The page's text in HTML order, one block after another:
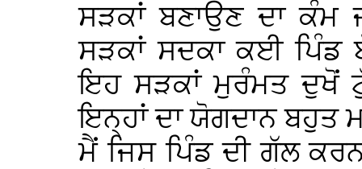
ਸੜਕਾਂ ਬਣਾਉਣ ਦਾ ਕੰਮ
ਸੜਕਾਂ ਸਦਕਾ ਕਈ ਪਿੰਡ
ਇਹ ਸੜਕਾਂ ਮੁਰੰਮਤ ਦੁਖੋਂ
ਇਨ੍ਹਾਂ ਦਾ ਯੋਗਦਾਨ ਬਹੁਤ
ਮੈਂ ਜਿਸ ਪਿੰਡ ਦੀ ਗੱਲ